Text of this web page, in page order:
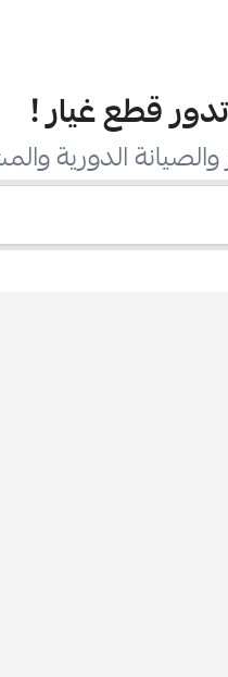
تدور قطع غيار!
الدورية